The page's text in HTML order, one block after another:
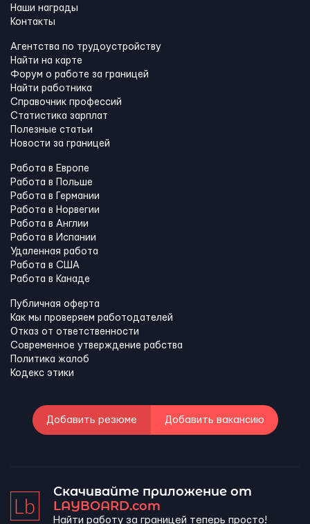
Наши награды
Контакты
Агентства по трудоустройству
Найти на карте
Форум о работе за границей
Найти работника
Справочник профессий
Статистика зарплат
Полезные статьи
Новости за границей
Работа в Европе
Работа в Польше
Работа в Германии
Работа в Норвегии
Работа в Англии
Работа в Испании
Удаленная работа
Работа в США
Работа в Канадe
Публичная оферта
Как мы проверяем работодателей
Отказ от ответственности
Современное утверждение рабства
Политика жалоб
Кодекс этики
Добавить резюме Добавить вакансию
Скачивайте приложение от
LAYBOARD.com
Найти работу за границей теперь просто!